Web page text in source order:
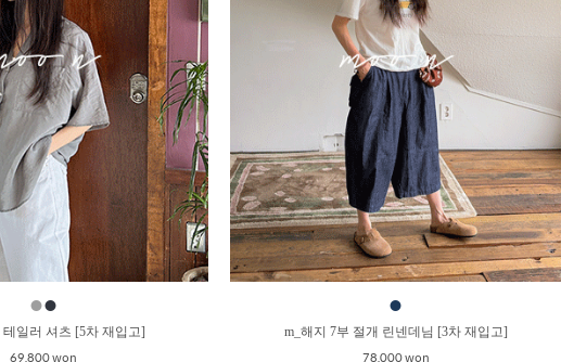
●●
테일러 셔츠 [5차 재입고]
69,800 won
●
m_해지 7부 절개 린넨데님 [3차 재입고]
78,000 won